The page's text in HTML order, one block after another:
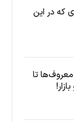
که در این
تا